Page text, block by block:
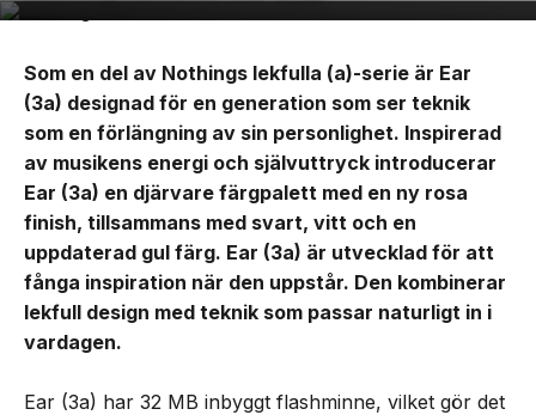
Som en del av Nothings lekfulla (a)-serie är Ear
(3a) designad för en generation som ser teknik
som en förlängning av sin personlighet. Inspirerad
av musikens energi och självuttryck introducerar
Ear (3a) en djärvare färgpalett med en ny rosa
finish, tillsammans med svart, vitt och en
uppdaterad gul färg. Ear (3a) är utvecklad för att
fånga inspiration när den uppstår. Den kombinerar
lekfull design med teknik som passar naturligt in i
vardagen.
Ear (3a) har 32 MB inbyggt flashminne, vilket gör det